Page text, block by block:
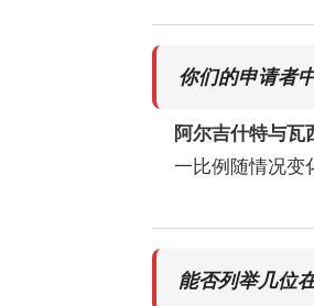
你们的申请者
阿尔吉什特与瓦
一比例随情况变
能否列举几位